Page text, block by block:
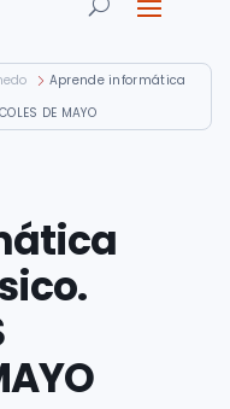
Aprende informática
DE MAYO